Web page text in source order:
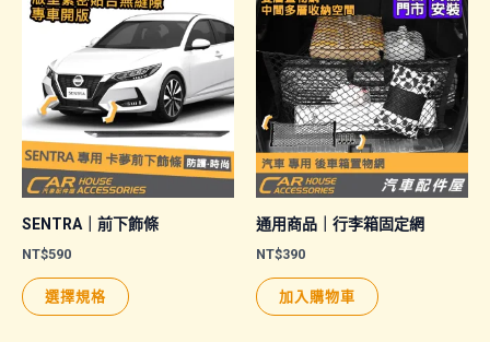
多
種
款
式。
可
在
品
面
選
SENTRA｜前下飾條
NT$590
選擇規格
通用商品｜行李箱固定網
NT$390
加入購物車